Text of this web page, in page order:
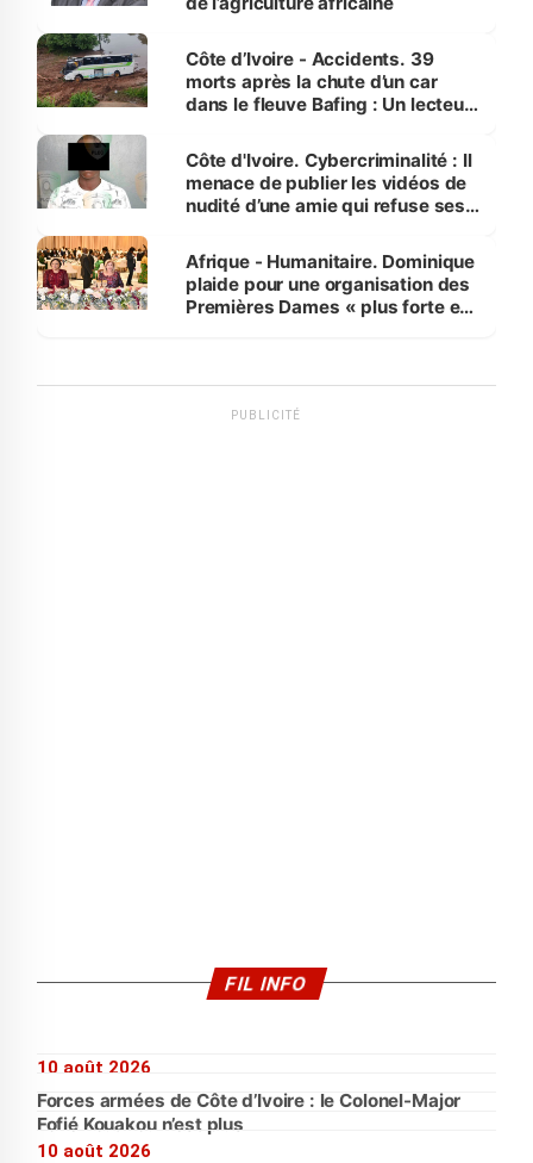
Côte d’Ivoire - Accidents. 39
morts après la chute d’un car
dans le fleuve Bafing : Un lecteur
des Transports
Côte d'Ivoire. Cybercriminalité : Il
menace de publier les vidéos de
nudité d’une amie qui refuse ses
Afrique - Humanitaire. Dominique
plaide pour une organisation des
Premières Dames « plus forte et
PUBLICITÉ
FIL INFO
10 août 2026
Forces armées de Côte d’Ivoire : le Colonel-Major
Fofié Kouakou n’est plus
10 août 2026